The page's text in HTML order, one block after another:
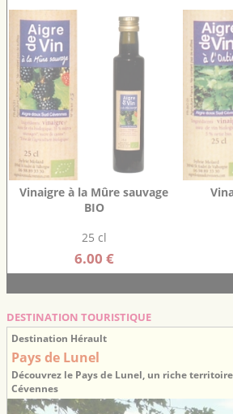
Vinaigre à la Mûre sauvage
BIO
25 cl
6.00 €
DESTINATION TOURISTIQUE
Destination Hérault
Pays de Lunel
Découvrez le Pays de Lunel, un riche
Cévennes